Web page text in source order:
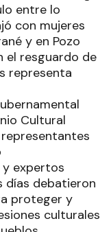
entre lo
con mujeres
y en Pozo
el resguardo de
representa
Cultural
y expertos
días debatieron
proteger y
culturales